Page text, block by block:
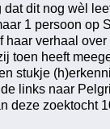
dat dit nog wèl
1 persoon op
haar verhaal
toen heeft
stukje
links naar
deze zoektocht